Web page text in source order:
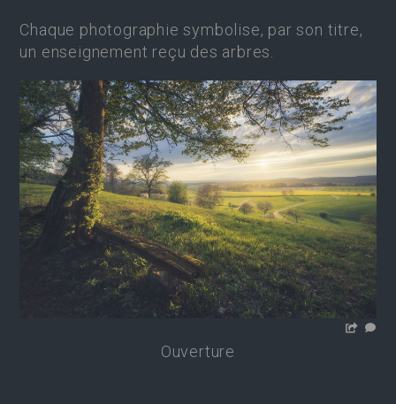
Chaque photographie symbolise, par son titre,
un enseignement reçu des arbres.
Ouverture